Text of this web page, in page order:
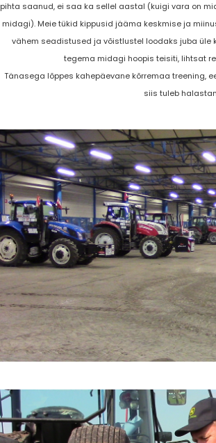
pihta saanud, ei saa ka sellel aastal (kuigi vara on
midagi). Meie tükid kippusid jääma keskmise ja
vähem seadistused ja võistlustel loodaks juba üle
tegema midagi hoopis teisiti, lihtsat
Tänasega lõppes kahepäevane kõrremaa treening,
siis tuleb